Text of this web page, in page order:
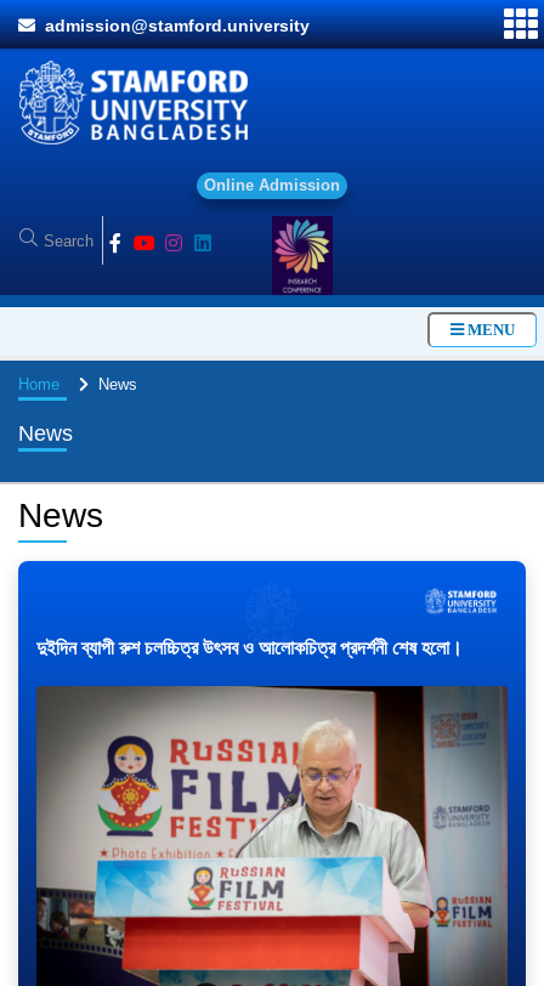
admission@stamford.university
Onl ine Ad mission
MENU
Home News
News
News
দুইদিন ব্যাপী রুশ চলচ্চিত্র উৎসব ও আলোকচিত্র প্রদর্শনী শেষ হলো।